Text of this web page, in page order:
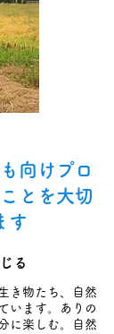
向けプロ
とを大切
す
る
き物たち、自然
います。ありの
に楽しむ​。自然